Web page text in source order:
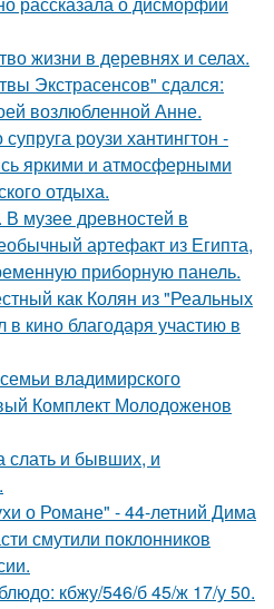
жизни в деревнях и селах.
Экстрасенсов" сдался:
возлюбленной Анне.
роузи хантингтон -
яркими и атмосферными
отдыха.
музее древностей в
артефакт из Египта,
приборную панель.
как Колян из "Реальных
кино благодаря участию в
владимирского
Комплект Молодоженов
слать и бывших, и
о Романе" - 44-летний Дима
смутили поклонников
кбжу/546/б 45/ж 17/у 50.